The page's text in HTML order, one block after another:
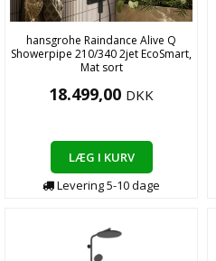
hansgrohe Raindance Alive Q
Showerpipe 210/340 2jet EcoSmart,
Mat sort
18.499,00 DKK
LÆG I KURV
Levering5-10dage